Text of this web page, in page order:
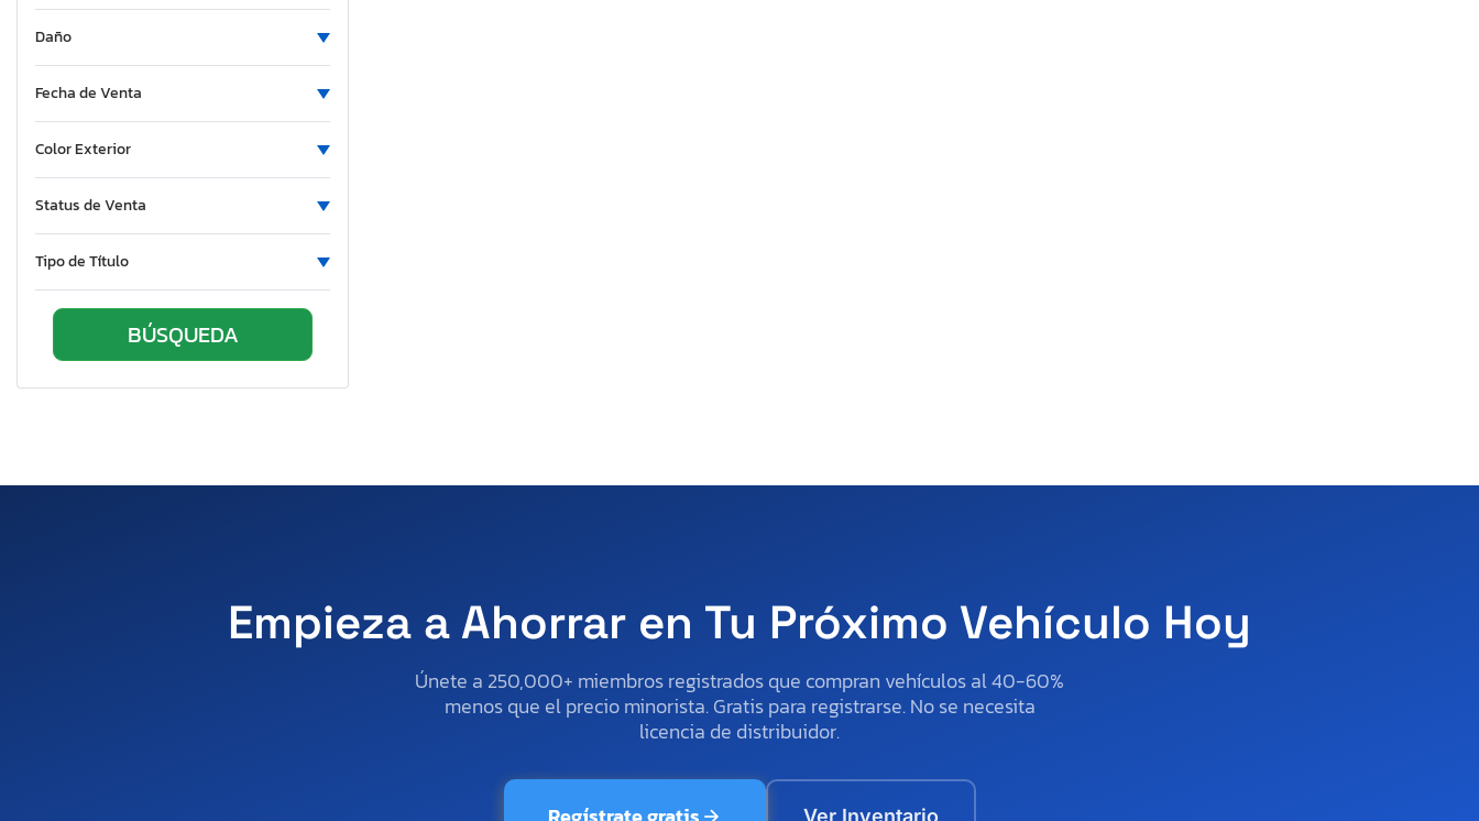
Oregon
Pennsylvania
South Carolina
Texas
Vermont
Wisconsin
Daño
Fecha de Venta
Color Exterior
Status de Venta
Tipo de Título
Empieza a Ahorrar en Tu Próximo Vehículo Hoy
Únete a 250,000+ miembros registrados que compran vehículos al 40-60%
menos que el precio minorista. Gratis para registrarse. No se necesita
licencia de distribuidor.
Ver Inventario